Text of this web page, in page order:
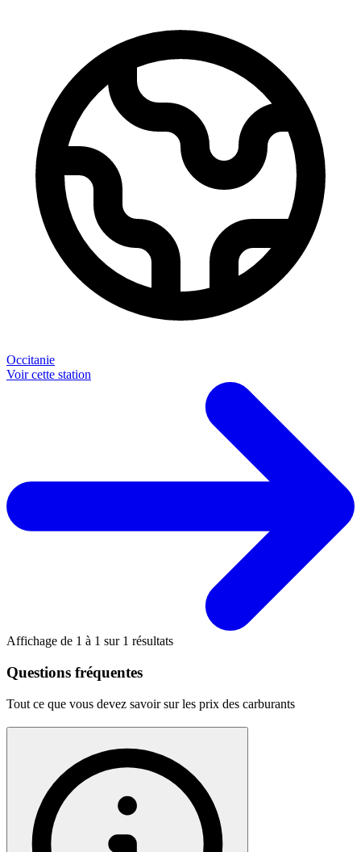
Occitanie
Voir cette station
Affichage de 1 à 1 sur 1 résultats
Questions fréquentes
Tout ce que vous devez savoir sur les prix des carburants